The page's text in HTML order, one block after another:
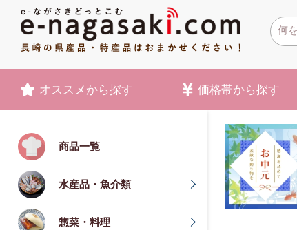
オススメ から探す 価格帯から探す
商品一覧
水産品・魚介類
惣菜・料理